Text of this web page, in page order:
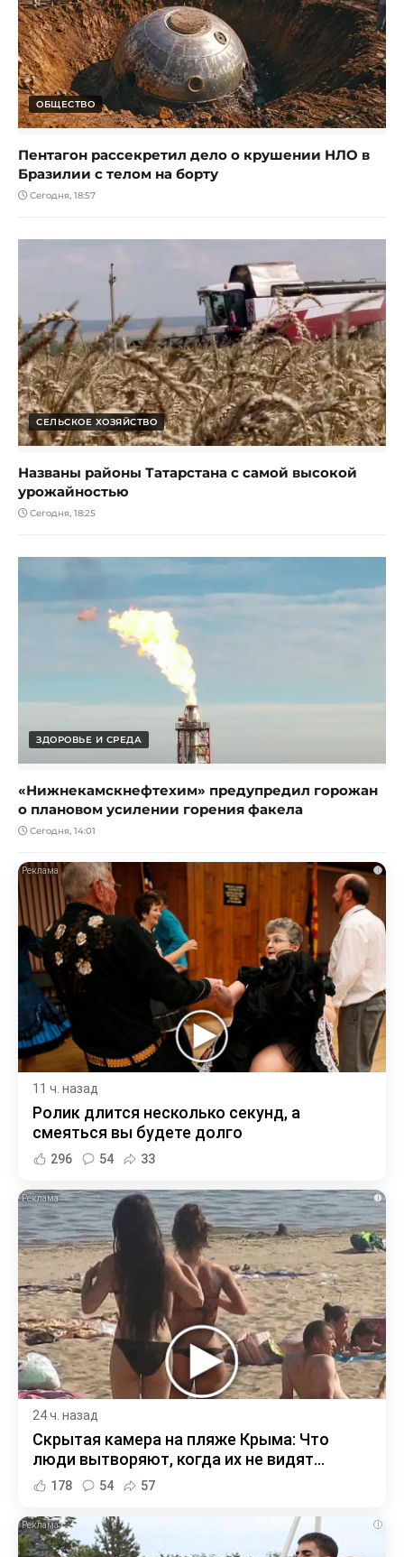
ОБЩЕСТВО
Пентагон рассекретил дело о крушении НЛО в
Бразилии с телом на борту
Сегодня, 18:57
СЕЛЬСКОЕ ХОЗЯЙСТВО
Названы районы Татарстана с самой высокой
урожайностью
Сегодня, 18:25
ЗДОРОВЬЕ И СРЕДА
«Нижнекамскнефтехим» предупредил горожан
о плановом усилении горения факела
Сегодня, 14:01
i
11 ч. назад
Ролик длится несколько секунд, а
смеяться вы будете долго
296 54 33
i
24 ч. назад
Скрытая камера на пляже Крыма: Что
люди вытворяют, когда их не видят...
178 54 57
i